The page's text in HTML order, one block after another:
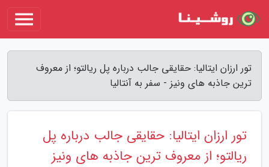
تور ارزان ایتالیا: حقایقی جالب درباره پل ریالتو؛ از معروف
ترین جاذبه های ونیز - سفر به آنتالیا
تور ارزان ایتالیا: حقایقی جالب درباره پل
ریالتو؛ از معروف ترین جاذبه های ونیز